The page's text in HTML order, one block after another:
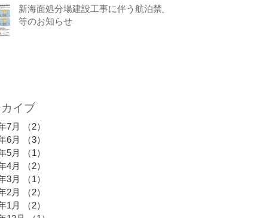
新海面処分場建設工事に伴う航泊禁止
等のお知らせ
イブ
7月 （2）
6月
（3）
5月
（1）
4月
（2）
3月
（1）
2月
（2）
1月
（2）